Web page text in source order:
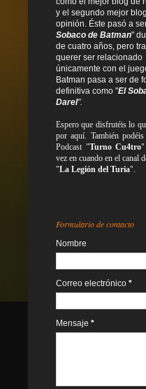
y el segundo mejor
opinión. Éste pasó a
Sobaco de Batman"
de cuatro años, pero
querer ser relacionado
únicamente con el
Batman pasa a ser de
definitiva como "El
Darel".
Espero que disfrutéis lo
por aquí. También
Podcast "Turno Cu4tro"
vez en cuando en el canal
"La Legión del Turia".
Formulario de contacto
Nombre
Correo electrónico *
Mensaje *